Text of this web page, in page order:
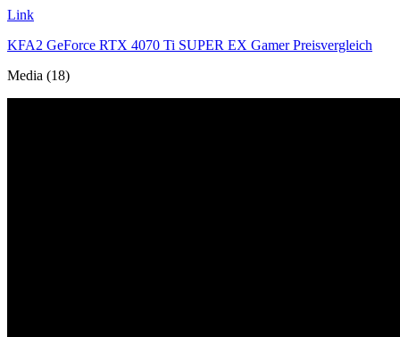
Link
KFA2 GeForce RTX 4070 Ti SUPER EX Gamer Preisvergleich
Media (18)